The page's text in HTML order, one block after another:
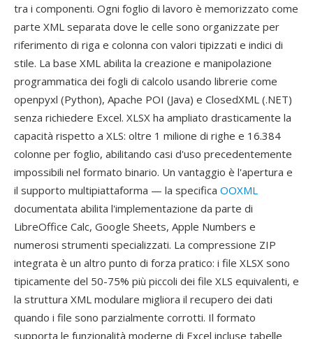
tra i componenti. Ogni foglio di lavoro è memorizzato come
parte XML separata dove le celle sono organizzate per
riferimento di riga e colonna con valori tipizzati e indici di
stile. La base XML abilita la creazione e manipolazione
programmatica dei fogli di calcolo usando librerie come
openpyxl (Python), Apache POI (Java) e ClosedXML (.NET)
senza richiedere Excel. XLSX ha ampliato drasticamente la
capacità rispetto a XLS: oltre 1 milione di righe e 16.384
colonne per foglio, abilitando casi d'uso precedentemente
impossibili nel formato binario. Un vantaggio è l'apertura e
il supporto multipiattaforma — la specifica OOXML
documentata abilita l'implementazione da parte di
LibreOffice Calc, Google Sheets, Apple Numbers e
numerosi strumenti specializzati. La compressione ZIP
integrata è un altro punto di forza pratico: i file XLSX sono
tipicamente del 50-75% più piccoli dei file XLS equivalenti, e
la struttura XML modulare migliora il recupero dei dati
quando i file sono parzialmente corrotti. Il formato
supporta le funzionalità moderne di Excel incluse tabelle